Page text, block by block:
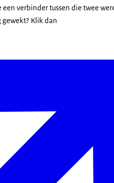
een verbinder tussen die twee
Klik dan